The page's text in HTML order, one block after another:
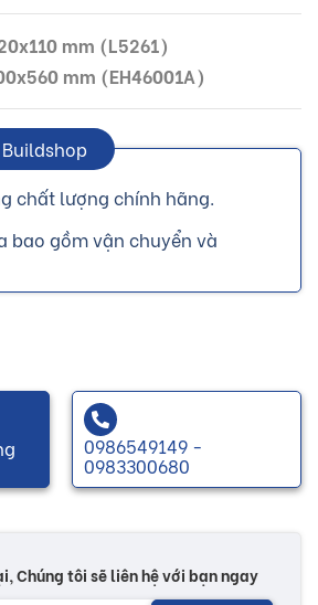
mm (L5261)
mm (EH46001A)
chất lượng chính hãng.
bao gồm vận chuyển và
0986549149 -
0983300680
Chúng tôi sẽ liên hệ với bạn ngay